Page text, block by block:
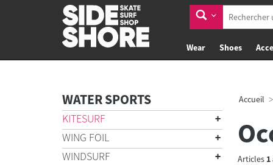
Wear Shoes
WATER SPORTS
KITESURF
WING FOIL
WINDSURF
Accueil
Articles 1